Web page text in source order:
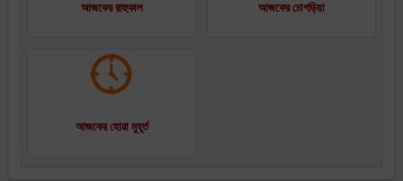
আজকের রাহুকাল আজকের চোগড়িয়া
আজকের হোৱা মুহূর্ত